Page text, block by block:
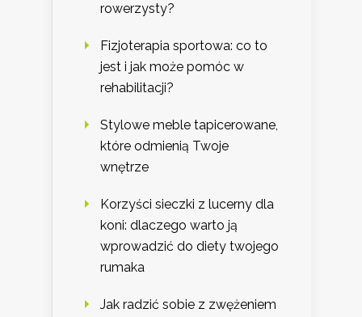
rowerzysty?
Fizjoterapia sportowa: co to
jest i jak może pomóc w
rehabilitacji?
Stylowe meble tapicerowane,
które odmienią Twoje
wnętrze
Korzyści sieczki z lucerny dla
koni: dlaczego warto ją
wprowadzić do diety twojego
rumaka
Jak radzić sobie z zwężeniem